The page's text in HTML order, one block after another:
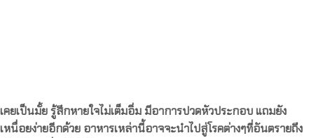
เคยเป็นมั้ย รู้สึกหายใจไม่เต็มอิ่ม มีอาการปวดหัวประกอบ แถมยัง
เหนื่อยง่ายอีกด้วย อาหารเหล่านี้อาจจะนำไปสู่โรคต่างๆที่อันตรายถึง